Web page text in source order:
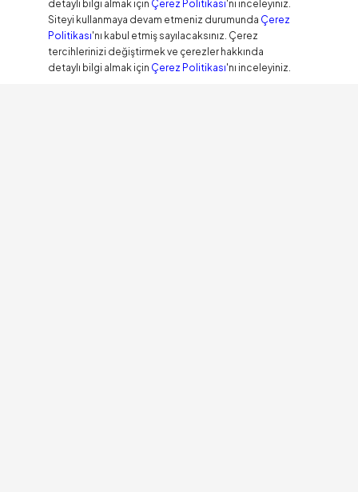
detaylı bilgi almak için Çerez Politikası'nı inceleyiniz.
Siteyi kullanmaya devam etmeniz durumunda Çerez
Politikası'nı kabul etmiş sayılacaksınız. Çerez
tercihlerinizi değiştirmek ve çerezler hakkında
detaylı bilgi almak için Çerez Politikası'nı inceleyiniz.